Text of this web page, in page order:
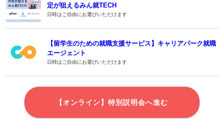
定が狙えるみん就TECH
日時はご自由にお選びいただけます
【留学生のための就職支援サービス】キャリアパーク就職
エージェント
日時はご自由にお選びいただけます
【オンライン】特別説明会へ進む